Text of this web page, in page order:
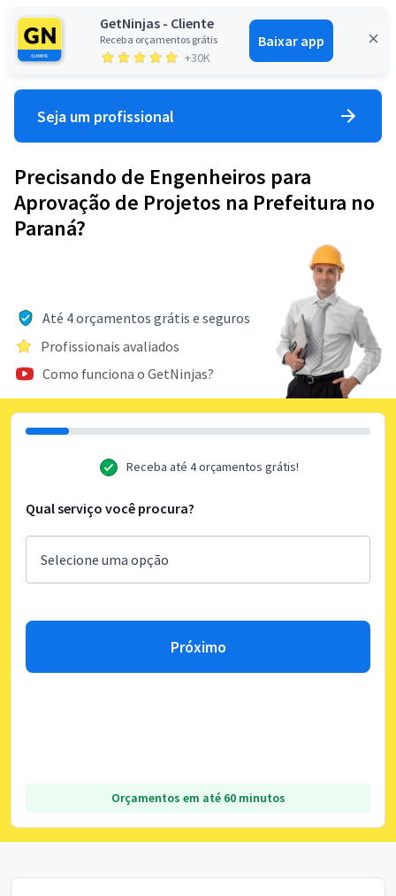
GetNinjas - Cliente
Receba orçamentos grátis
+30K
Baixar app
Entrar
Seja um profissional
Precisando de Engenheiros para
Aprovação de Projetos na Prefeitura no
Paraná?
Até 4 orçamentos grátis e seguros
Profissionais avaliados
Como funciona o GetNinjas?
Receba até 4 orçamentos grátis!
Qual serviço você procura?
Próximo
Orçamentos em até 60 minutos